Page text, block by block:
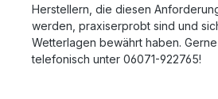
Herstellern, die diesen
werden, praxiserprobt sind und
Wetterlagen bewährt haben.
telefonisch unter 06071-922765!